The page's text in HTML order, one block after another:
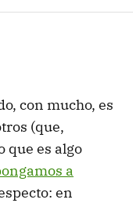
con mucho, es
(que,
que es algo
a
en